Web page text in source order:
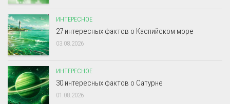
ИНТЕРЕСНОЕ
27 интересных фактов о Каспийском море
03.08.2026
ИНТЕРЕСНОЕ
30 интересных фактов о Сатурне
01.08.2026